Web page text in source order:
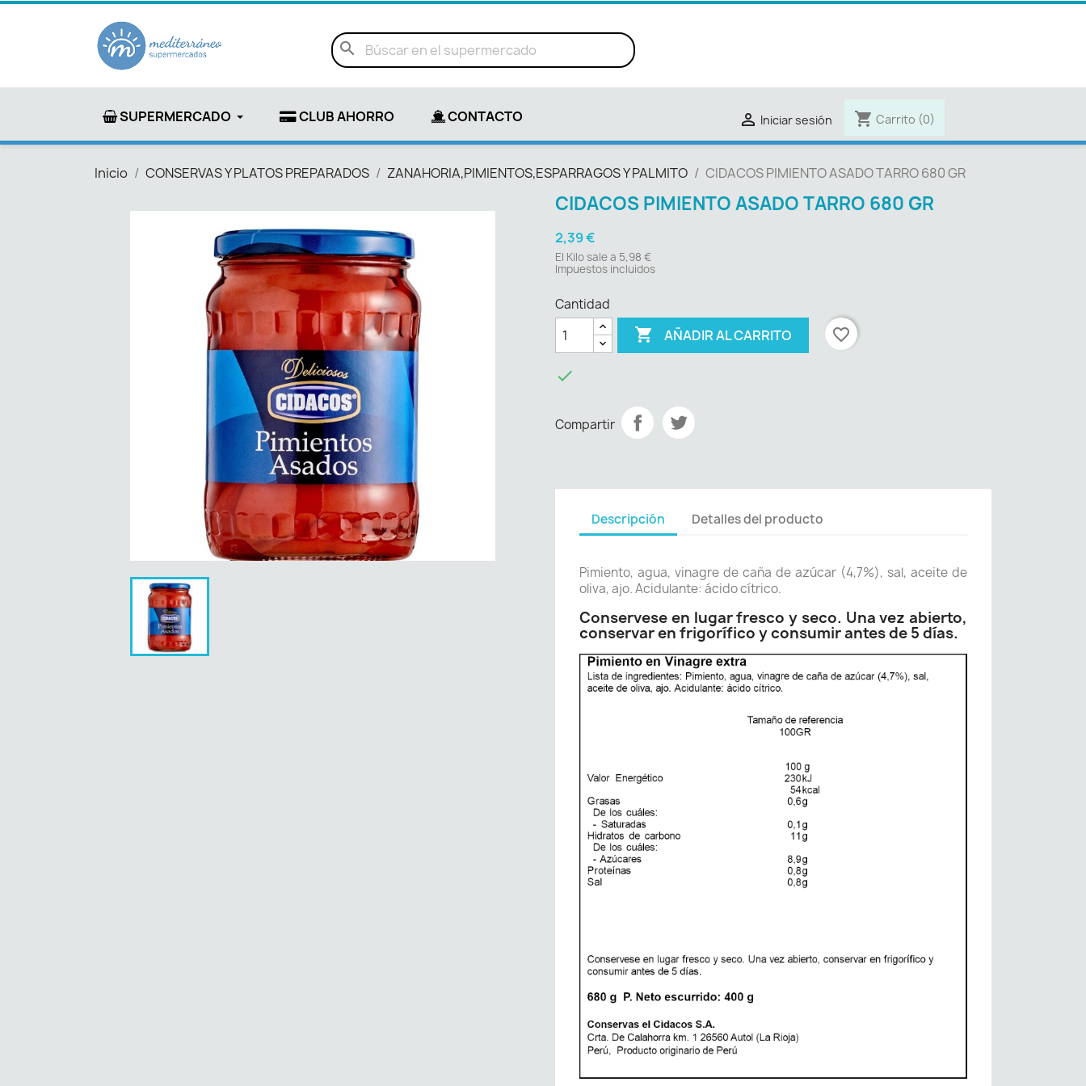
 Iniciar sesión shopping_cart Carrito (0)
search
SUPERMERCADO CLUB AHORRO CONTACTO
Inicio CONSERVAS Y PLATOS PREPARADOS ZANAHORIA,PIMIENTOS,ESPARRAGOS Y PALMITO CIDACOS PIMIENTO ASADO TARRO 680 GR
CIDACOS PIMIENTO ASADO TARRO 680 GR
2,39 €
El Kilo sale a 5,98 €
Impuestos incluidos
Cantidad
 AÑADIR AL CARRITO favorite_border

Compartir
Descripción Detalles del producto
Pimiento, agua, vinagre de caña de azúcar (4,7%), sal, aceite de
oliva, ajo. Acidulante: ácido cítrico.
Conservese en lugar fresco y seco. Una vez abierto,
conservar en frigorífico y consumir antes de 5 días.